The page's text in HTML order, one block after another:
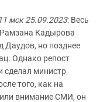
мск 25.09.2023: Весь
Кадырова
Даудов, но позднее
Однако репост
сделал министр
того, как на
внимание СМИ, он